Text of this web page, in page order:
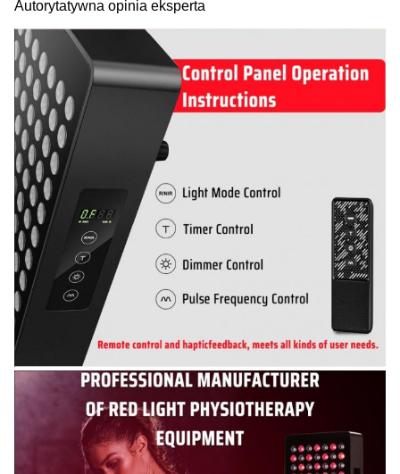
Autorytatywna opinia eksperta